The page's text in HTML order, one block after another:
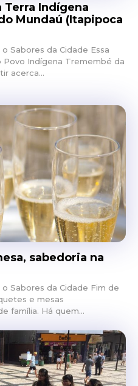
Terra Indígena
Mundaú (Itapipoca
da Cidade Essa
Povo Indígena Tremembé da
acerca...
sabedoria na
da Cidade Fim de
e mesas
família. Há quem...